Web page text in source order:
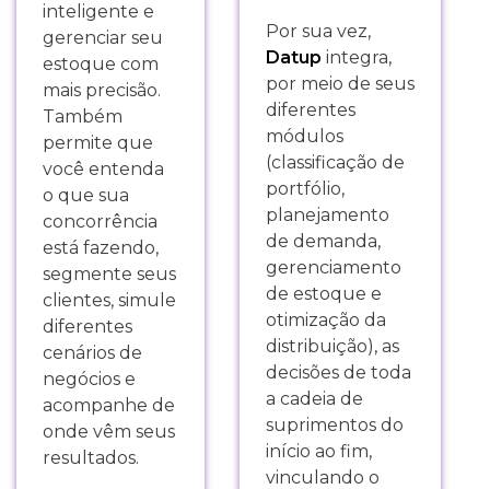
inteligente e
gerenciar seu
estoque com
mais precisão.
Também
permite que
você entenda
o que sua
concorrência
está fazendo,
segmente seus
clientes, simule
diferentes
cenários de
negócios e
acompanhe de
onde vêm seus
resultados.
Por sua vez,
Datup integra,
por meio de seus
diferentes
módulos
(classificação de
portfólio,
planejamento
de demanda,
gerenciamento
de estoque e
otimização da
distribuição), as
decisões de toda
a cadeia de
suprimentos do
início ao fim,
vinculando o